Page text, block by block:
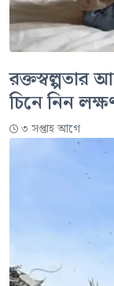
চিনে নিন
৩ সপ্তাহ আগে